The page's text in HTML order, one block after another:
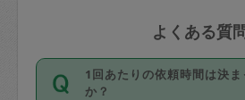
よくある質
1回あたりの依頼時間は決
か？